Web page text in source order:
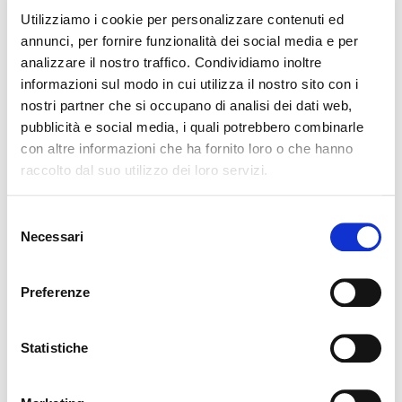
Utilizziamo i cookie per personalizzare contenuti ed
annunci, per fornire funzionalità dei social media e per
analizzare il nostro traffico. Condividiamo inoltre
informazioni sul modo in cui utilizza il nostro sito con i
nostri partner che si occupano di analisi dei dati web,
pubblicità e social media, i quali potrebbero combinarle
con altre informazioni che ha fornito loro o che hanno
raccolto dal suo utilizzo dei loro servizi.
delNecessari
Preferenze
Statistiche
oltre che le dati
per la prima visita
e la visita più
recente.
Marketing (12)
I cookie di marketing vengono utilizzati per
presentare annunci pubblicitari che siano rilevanti
e coinvolgenti per il singolo utente e quindi di
parti.
massima